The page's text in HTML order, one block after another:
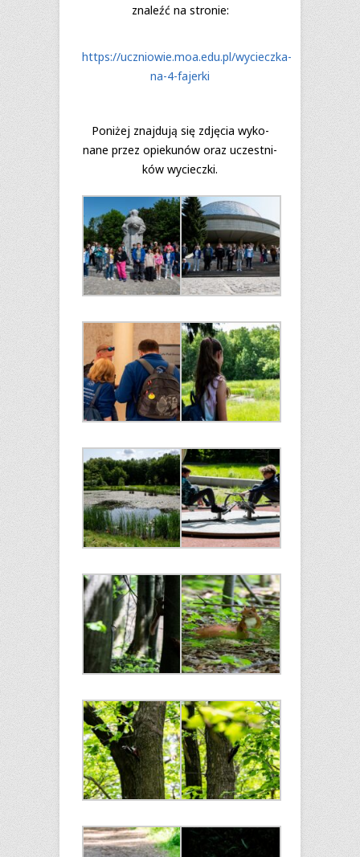
zna­leźć na stronie:
https://uczniowie.moa.edu.pl/wycieczka-
na-4-fajerki
Poni­żej znaj­dują się zdję­cia wyko­
nane przez opie­ku­nów oraz uczest­ni­
ków wycieczki.